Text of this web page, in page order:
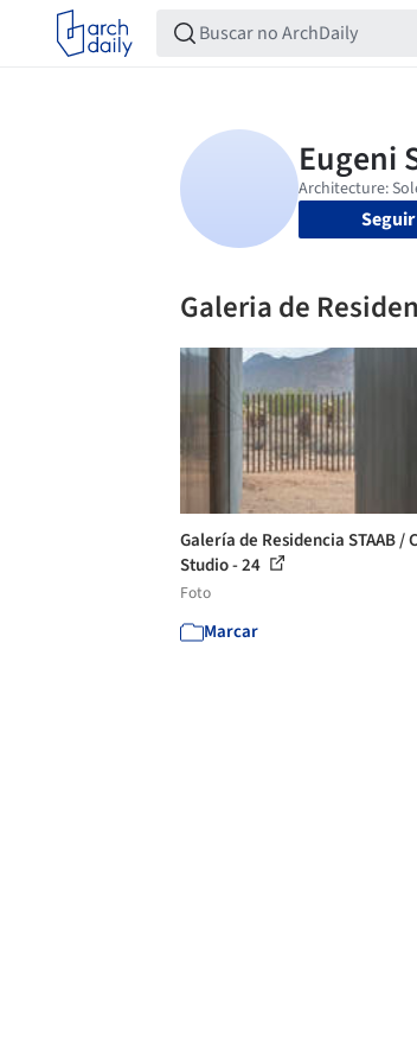
Seguir
Galeria de
Galería de Residencia STAAB /
Studio - 24
Foto
Marcar